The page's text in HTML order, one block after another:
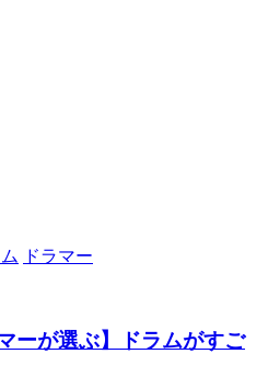
ドラマー
ーが選ぶ】ドラムがすご